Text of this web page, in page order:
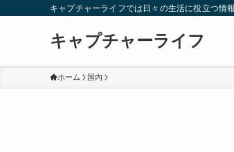
キャプチャーライフでは日々の生活に役立つ情
キャプチャーライフ
ホーム 国内